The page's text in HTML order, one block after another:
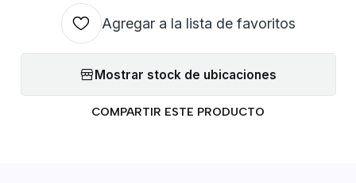
Agregar a la lista de favoritos
Mostrar stock de ubicaciones
COMPARTIR ESTE PRODUCTO